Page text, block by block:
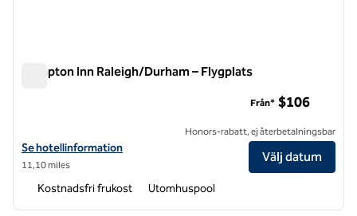
Hampton Inn Raleigh/Durham – Flygplats
Visa hotelldetaljer för Hampton Inn Raleigh/Durham-Airport
Se hotellinformation
11,10 miles
Från* $106
Honors-rabatt, ej återbetalningsbar
Välj datum
Kostnadsfri frukost Utomhuspool